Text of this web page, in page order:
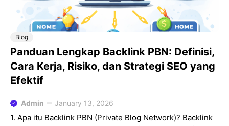
Blog
Panduan Lengkap Backlink PBN: Definisi,
Cara Kerja, Risiko, dan Strategi SEO yang
Efektif
Admin January 13, 2026
1. Apa itu Backlink PBN (Private Blog Network)? Backlink